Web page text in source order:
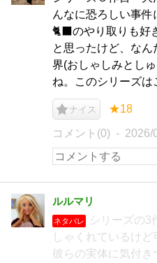
んなに恐ろしい事
🐈‍⬛のやり取りも好
と思ったけど、な
界(おしゃしみとし
ね。このシリーズは
ナイス ★18
コメント(0) 2026/
ルルマリ
ネタバレ
シリーズの3
しゃくれているけ
彼らの実体に気付き